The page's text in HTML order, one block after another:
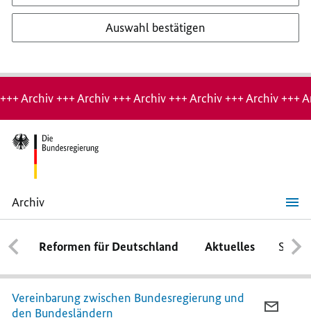
Auswahl bestätigen
Hinweis:
Archiv-
Seite
+++ Archiv +++ Archiv +++ Archiv +++ Archiv +++ Archiv +++
Archiv
Leitlinien
zum
Kampf
gegen
die
Corona-
Epidemie
vom
16.03.2020
Reformen für Deutschland Aktuelles
Vereinbarung zwischen Bundesregierung und
den Bundesländern